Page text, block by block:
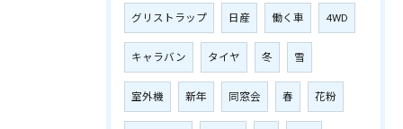
グリストラップ 日産 働く車 4WD
キャラバン タイヤ 冬 雪
室外機 新年 同窓会 春 花粉